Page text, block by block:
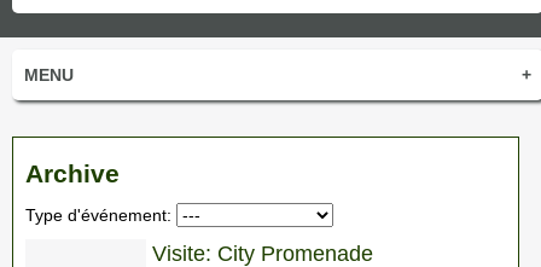
+
MENU
Archive
Type d'événement:
Visite: City Promenade